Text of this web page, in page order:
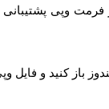
وپی پشتیبانی
باز کنید و فایل